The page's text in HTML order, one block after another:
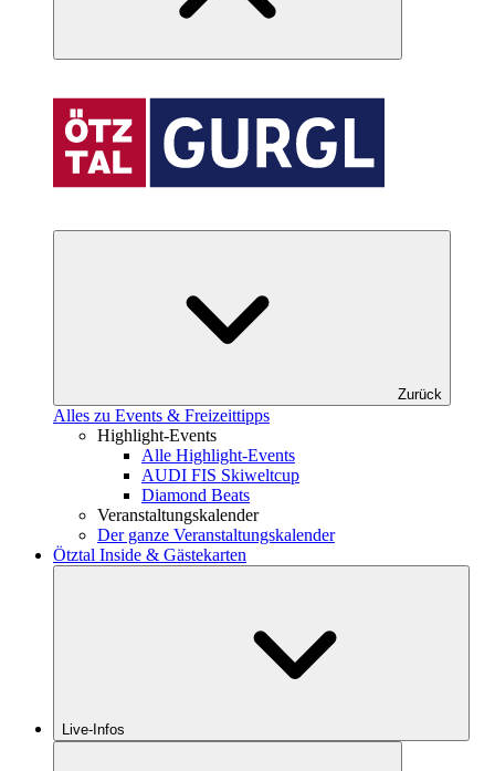
Zurück
Alles zu Events & Freizeittipps
Highlight-Events
Alle Highlight-Events
AUDI FIS Skiweltcup
Diamond Beats
Veranstaltungskalender
Der ganze Veranstaltungskalender
Ötztal Inside & Gästekarten
Live-Infos